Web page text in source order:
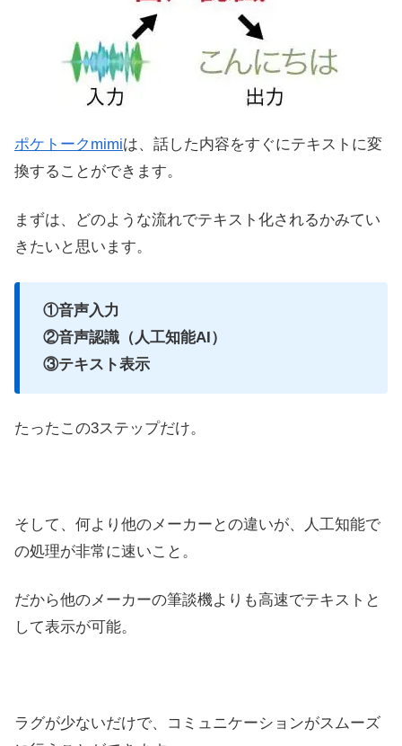
ポケトークmimiは、話した内容をすぐにテキストに変
換することができます。
まずは、どのような流れでテキスト化されるかみてい
きたいと思います。
①音声入力
②音声認識（人工知能AI）
③テキスト表示
たったこの3ステップだけ。
そして、何より他のメーカーとの違いが、人工知能で
の処理が非常に速いこと。
だから他のメーカーの筆談機よりも高速でテキストと
して表示が可能。
ラグが少ないだけで、コミュニケーションがスムーズ